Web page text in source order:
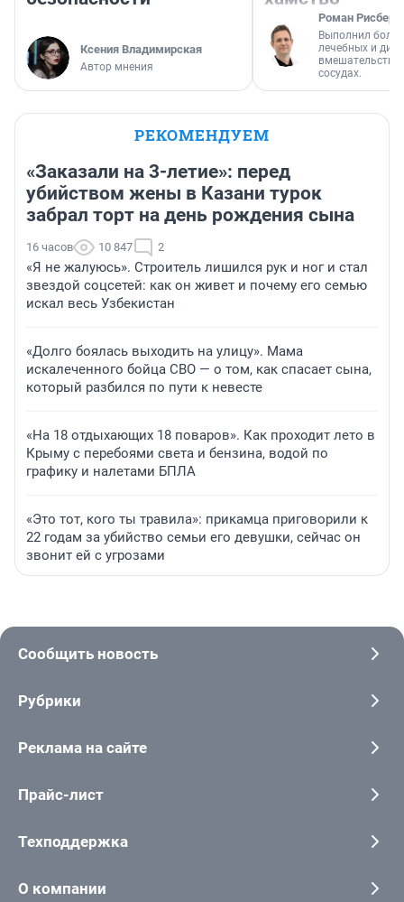
Ксения Владимирская
Автор мнения
Роман Рисберг
Выполнил
лечебных и
вмешательств
сосудах.
РЕКОМЕНДУЕМ
«Заказали на 3-летие»: перед
убийством жены в Казани турок
забрал торт на день рождения сына
16 часов 10 847 2
«Я не жалуюсь». Строитель лишился рук и ног и стал
звездой соцсетей: как он живет и почему его семью
искал весь Узбекистан
«Долго боялась выходить на улицу». Мама
искалеченного бойца СВО — о том, как спасает сына,
который разбился по пути к невесте
«На 18 отдыхающих 18 поваров». Как проходит лето в
Крыму с перебоями света и бензина, водой по
графику и налетами БПЛА
«Это тот, кого ты травила»: прикамца приговорили к
22 годам за убийство семьи его девушки, сейчас он
звонит ей с угрозами
Сообщить новость
Рубрики
Реклама на сайте
Прайс-лист
Техподдержка
О компании